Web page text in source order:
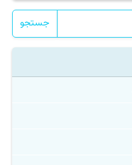
جستجو